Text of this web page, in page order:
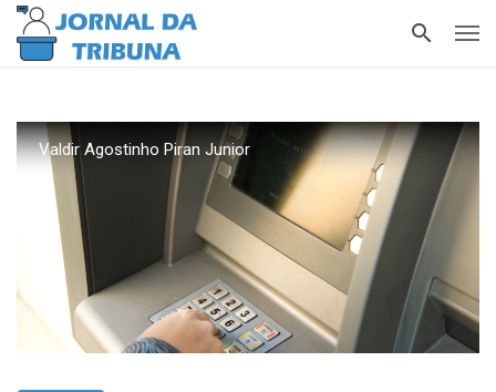
Valdir Agostinho Piran Junior